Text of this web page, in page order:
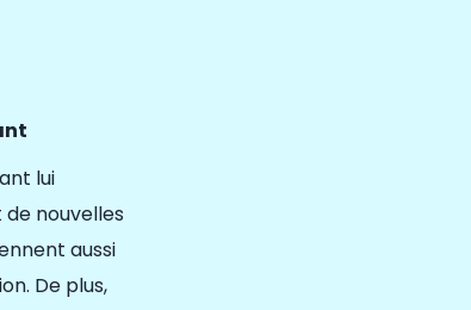
lui
nouvelles
aussi
De plus,